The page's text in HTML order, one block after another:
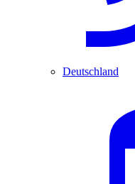
Deutschland